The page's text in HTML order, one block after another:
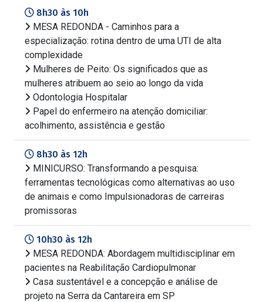
8h30 às 10h
MESA REDONDA - Caminhos para a
especialização: rotina dentro de uma UTI de alta
complexidade
Mulheres de Peito: Os significados que as
mulheres atribuem ao seio ao longo da vida
Odontologia Hospitalar
Papel do enfermeiro na atenção domiciliar:
acolhimento, assistência e gestão
8h30 às 12h
MINICURSO: Transformando a pesquisa:
ferramentas tecnológicas como alternativas ao uso
de animais e como Impulsionadoras de carreiras
promissoras
10h30 às 12h
MESA REDONDA: Abordagem multidisciplinar em
pacientes na Reabilitação Cardiopulmonar
Casa sustentável e a concepção e análise de
projeto na Serra da Cantareira em SP